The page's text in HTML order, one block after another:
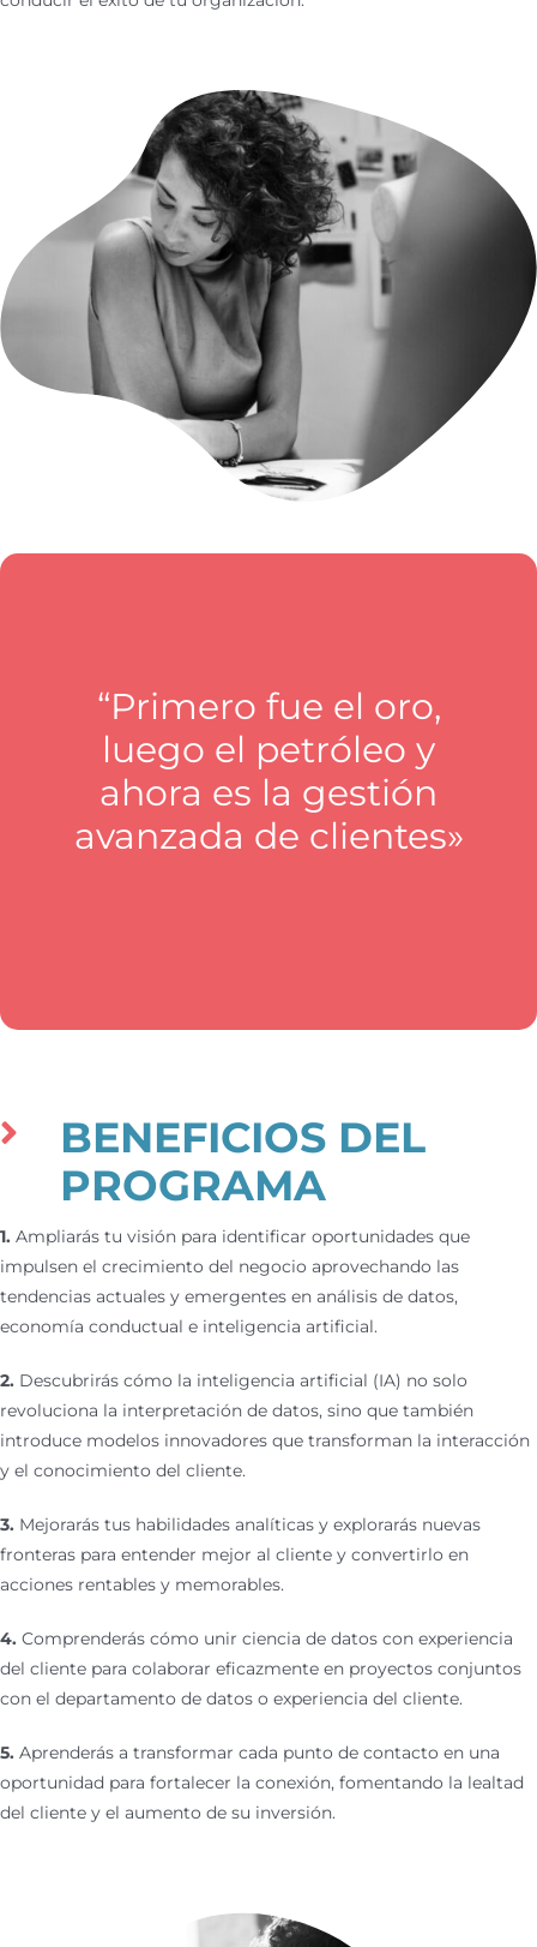
“Primero fue el oro,
luego el petróleo y
ahora es la gestión
avanzada de clientes»
BENEFICIOS DEL
PROGRAMA
1.Ampliarás tu visión para identificar oportunidades que
impulsen el crecimiento del negocio aprovechando las
tendencias actuales y emergentes en análisis de datos,
economía conductual e inteligencia artificial.
2.Descubrirás cómo la inteligencia artificial (IA) no solo
revoluciona la interpretación de datos, sino que también
introduce modelos innovadores que transforman la interacción
y el conocimiento del cliente.
3.Mejorarás tus habilidades analíticas y explorarás nuevas
fronteras para entender mejor al cliente y convertirlo en
acciones rentables y memorables.
4.Comprenderás cómo unir ciencia de datos con experiencia
del cliente para colaborar eficazmente en proyectos conjuntos
con el departamento de datos o experiencia del cliente.
5.Aprenderás a transformar cada punto de contacto en una
oportunidad para fortalecer la conexión, fomentando la lealtad
del cliente y el aumento de su inversión.